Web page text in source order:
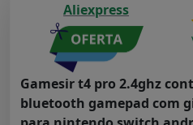
Aliexpress
Gamesir t4 pro 2.4ghz
bluetooth gamepad com